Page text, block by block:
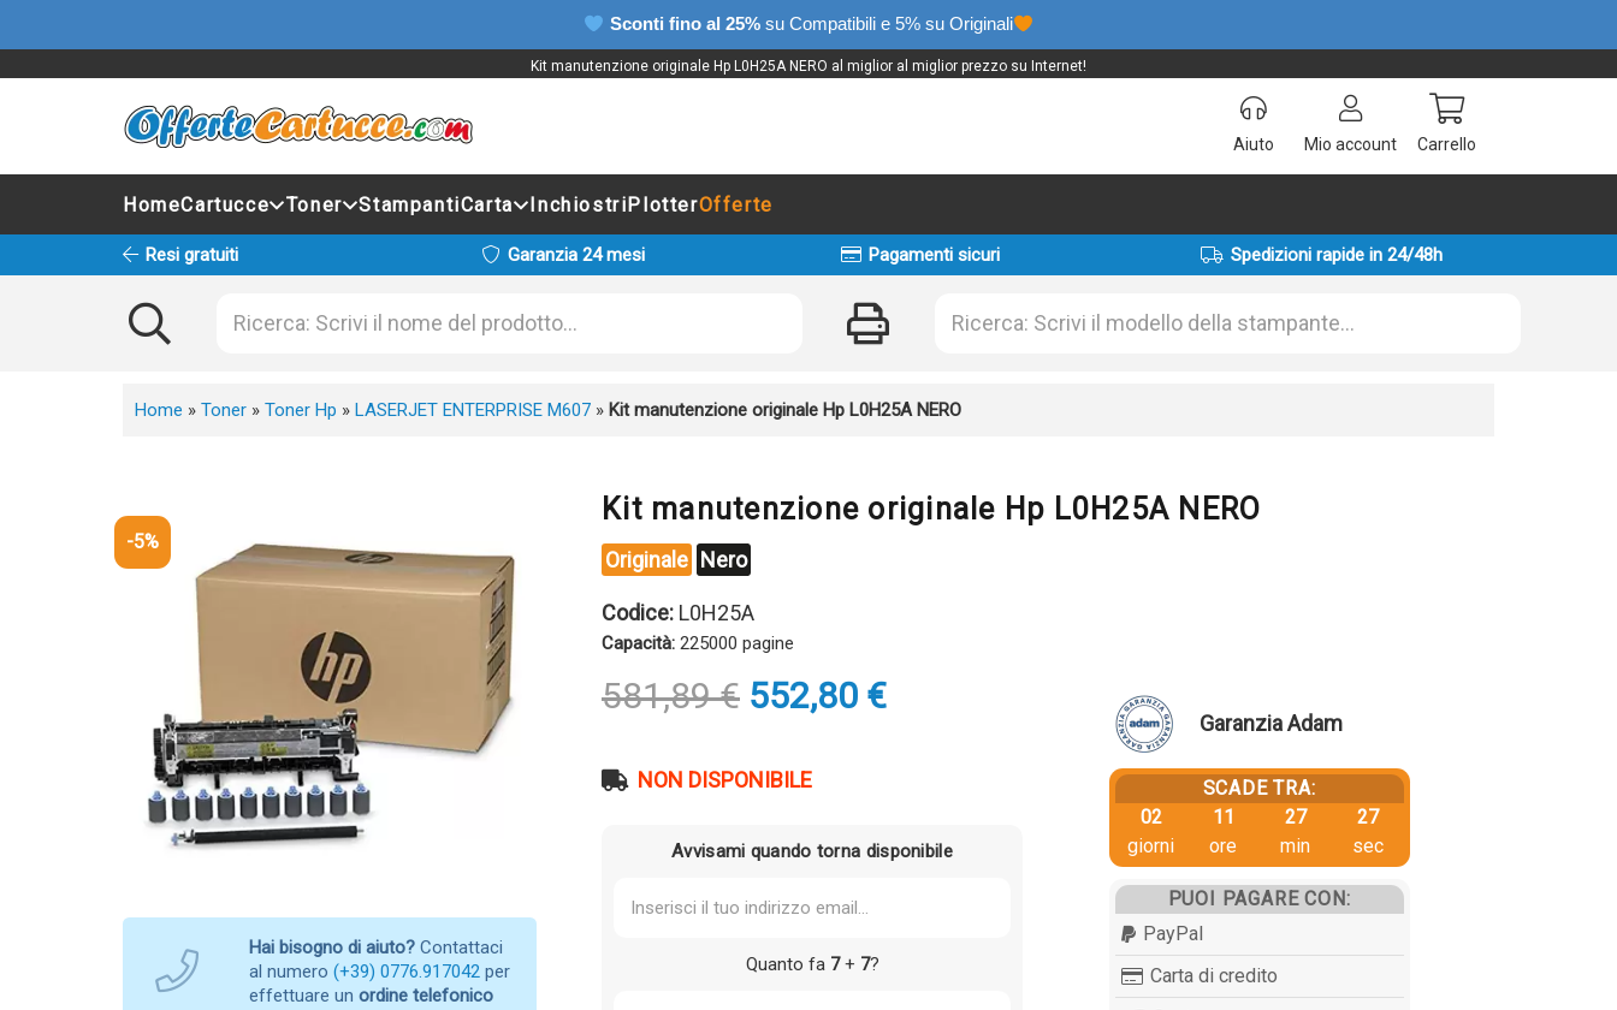
Sconti fino al 25% su Compatibili e 5% su Originali
Kit manutenzione originale Hp L0H25A NERO al miglior al miglior prezzo su Internet!
Aiuto Mio account Carrello
HomeCartucce Toner StampantiCarta InchiostriPlotterOfferte
Resi gratuiti Garanzia 24 mesi Pagamenti sicuri Spedizioni rapide in 24/48h
Home » Toner » Toner Hp » LASERJET ENTERPRISE M607 » Kit manutenzione originale Hp L0H25A NERO
-5%
Hai bisogno di aiuto? Contattaci
al numero (+39) 0776.917042 per
effettuare un ordine telefonico
Kit manutenzione originale Hp L0H25A NERO
Originale Nero
Codice: L0H25A
Capacità: 225000 pagine
581,89€ Il
prezzo
era:
552,80 €Il
NON DISPONIBILE
Avvisami quando torna disponibile
Quanto fa 7+ 7?
Garanzia Adam
SCADE TRA:
02
giorni
11
ore
27
min
27
sec
PUOI PAGARE CON:
PayPal
Carta di credito